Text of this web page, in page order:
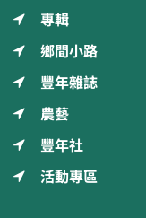
專輯
鄉間小路
豐年雜誌
農藝
豐年社
活動專區